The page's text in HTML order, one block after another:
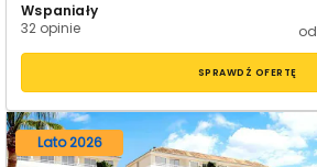
Wspaniały
32 opinie
od
SPRAWDŹ OFERTĘ
Lato 2026